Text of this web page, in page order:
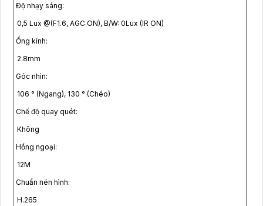
Độ nhạy sáng:
0,5 Lux @(F1.6, AGC ON), B/W: 0Lux (IR ON)
Ống kính:
2.8mm
Góc nhìn:
106 ° (Ngang), 130 ° (Chéo)
Chế độ quay quét:
Không
Hồng ngoại:
12M
Chuẩn nén hình:
H.265